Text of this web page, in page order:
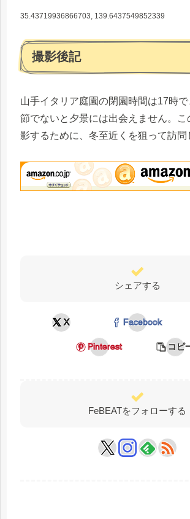
35.43719936866703, 139.6437549852339
撮影後記
山手イタリア庭園の閉園時間は17時
節でないと夕景には出会えません。こ
影するために、冬至近くを狙って訪問
シェアする
X Facebook
Pinterest コピ
FeBEATをフォローする